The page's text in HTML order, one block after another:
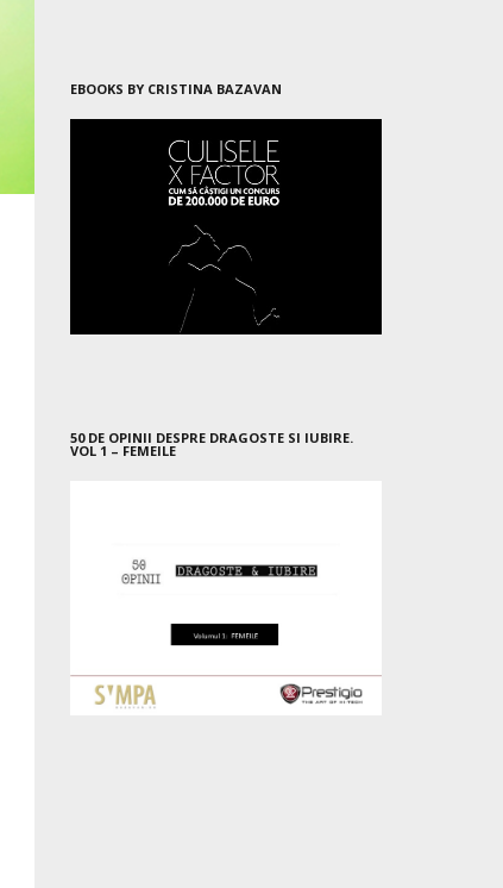
EBOOKS BY CRISTINA BAZAVAN
50 DE OPINII DESPRE DRAGOSTE SI IUBIRE.
VOL 1 – FEMEILE